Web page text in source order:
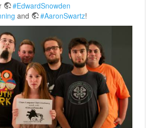
#EdwardSnowden
and #AaronSwartz!